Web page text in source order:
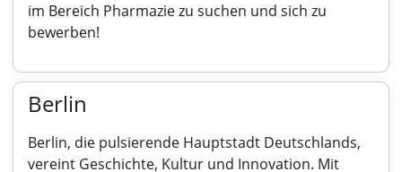
im Bereich Pharmazie zu suchen und sich zu
bewerben!
Berlin
Berlin, die pulsierende Hauptstadt Deutschlands,
vereint Geschichte, Kultur und Innovation. Mit